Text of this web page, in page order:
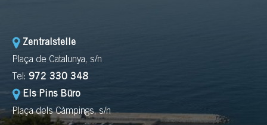
Zentralstelle
Plaça de Catalunya, s/n
Tel: 972 330 348
Els Pins Büro
Plaça dels Càmpings, s/n